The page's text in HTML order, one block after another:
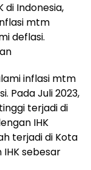
di Indonesia,
mtm
deflasi.
inflasi mtm
Pada Juli 2023,
terjadi di
IHK
terjadi di Kota
IHK sebesar